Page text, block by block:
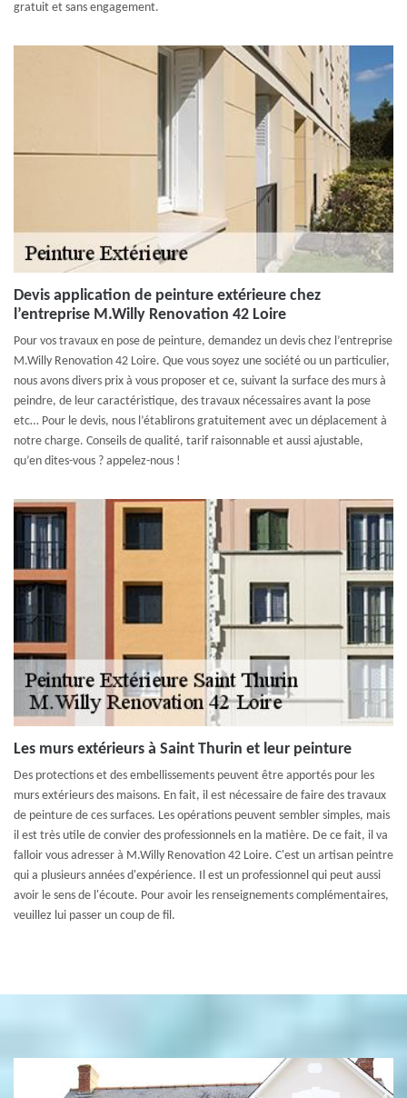
gratuit et sans engagement.
Devis application de peinture extérieure chez
l’entreprise M.Willy Renovation 42 Loire
Pour vos travaux en pose de peinture, demandez un devis chez l’entreprise
M.Willy Renovation 42 Loire. Que vous soyez une société ou un particulier,
nous avons divers prix à vous proposer et ce, suivant la surface des murs à
peindre, de leur caractéristique, des travaux nécessaires avant la pose
etc… Pour le devis, nous l’établirons gratuitement avec un déplacement à
notre charge. Conseils de qualité, tarif raisonnable et aussi ajustable,
qu’en dites-vous ? appelez-nous !
Les murs extérieurs à Saint Thurin et leur peinture
Des protections et des embellissements peuvent être apportés pour les
murs extérieurs des maisons. En fait, il est nécessaire de faire des travaux
de peinture de ces surfaces. Les opérations peuvent sembler simples, mais
il est très utile de convier des professionnels en la matière. De ce fait, il va
falloir vous adresser à M.Willy Renovation 42 Loire. C'est un artisan peintre
qui a plusieurs années d'expérience. Il est un professionnel qui peut aussi
avoir le sens de l'écoute. Pour avoir les renseignements complémentaires,
veuillez lui passer un coup de fil.